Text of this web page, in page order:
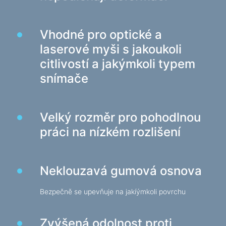
Počítačové komponenty
Počítačové skříně
Napěťový chránič
Napájecí proužky
Rozbočovač zástrčky
Vhodné pro optické a
laserové myši s jakoukoli
citlivostí a jakýmkoli typem
snímače
Velký rozměr pro pohodlnou
práci na nízkém rozlišení
Neklouzavá gumová osnova
Bezpečně se upevňuje na jakíýmkoli povrchu